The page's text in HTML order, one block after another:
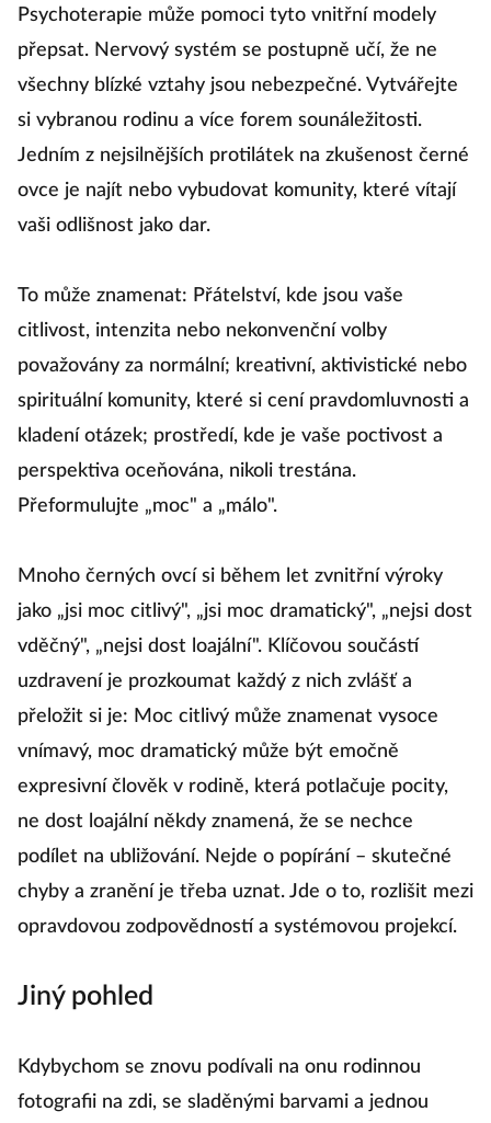
Psychoterapie může pomoci tyto vnitřní modely
přepsat. Nervový systém se postupně učí, že ne
všechny blízké vztahy jsou nebezpečné. Vytvářejte
si vybranou rodinu a více forem sounáležitosti.
Jedním z nejsilnějších protilátek na zkušenost černé
ovce je najít nebo vybudovat komunity, které vítají
vaši odlišnost jako dar.
To může znamenat: Přátelství, kde jsou vaše
citlivost, intenzita nebo nekonvenční volby
považovány za normální; kreativní, aktivistické nebo
spirituální komunity, které si cení pravdomluvnosti a
kladení otázek; prostředí, kde je vaše poctivost a
perspektiva oceňována, nikoli trestána.
Přeformulujte „moc" a „málo".
Mnoho černých ovcí si během let zvnitřní výroky
jako „jsi moc citlivý", „jsi moc dramatický", „nejsi dost
vděčný", „nejsi dost loajální". Klíčovou součástí
uzdravení je prozkoumat každý z nich zvlášť a
přeložit si je: Moc citlivý může znamenat vysoce
vnímavý, moc dramatický může být emočně
expresivní člověk v rodině, která potlačuje pocity,
ne dost loajální někdy znamená, že se nechce
podílet na ubližování. Nejde o popírání – skutečné
chyby a zranění je třeba uznat. Jde o to, rozlišit mezi
opravdovou zodpovědností a systémovou projekcí.
Jiný pohled
Kdybychom se znovu podívali na onu rodinnou
fotografii na zdi, se sladěnými barvami a jednou